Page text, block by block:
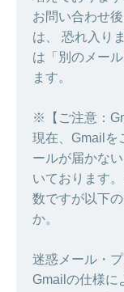
お問い合わせ
は、 恐れ入り
は「別のメー
ます。
※【ご注意：
現在、Gmailを
ールが届かな
いております
数ですが以下
か。
迷惑メール・
Gmailの仕様に